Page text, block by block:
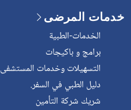
خدمات المرضى
الخدمات-الطبية
برامج و باكيجات
التسهيلات وخدمات المستشفى
دليل الطبي في السفر.
شريك شركة التأمين